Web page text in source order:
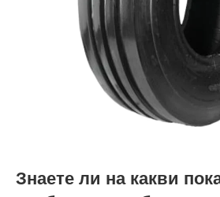
Знаете ли на какви